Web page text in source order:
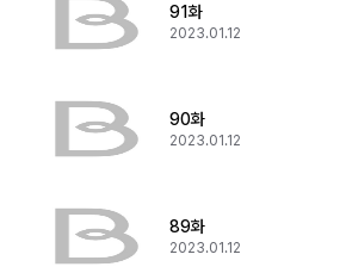
91화
2023.01.12
90화
2023.01.12
89화
2023.01.12